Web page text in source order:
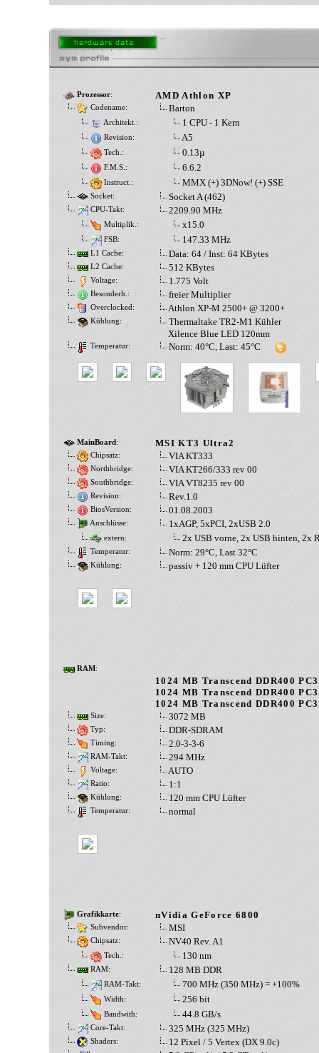
Prozessor: AMD Athlon XP
Codename: Barton
Architekt.: 1 CPU - 1 Kern
Revision: A5
Tech.: 0.13µ
F.M.S.: 6.6.2
Instruct.: MMX (+) 3DNow! (+) SSE
Socket: Socket A (462)
CPU-Takt: 2209.90 MHz
Multiplik.: x15.0
FSB: 147.33 MHz
L1 Cache: Data: 64 / Inst: 64 KBytes
L2 Cache: 512 KBytes
Voltage: 1.775 Volt
Besonderh.: freier Multiplier
Overclocked: Athlon XP-M 2500+ @ 3200+
Kühlung:
Thermaltake TR2-M1 Kühler
Xilence Blue LED 120mm
Temperatur: Norm: 40°C, Last: 45°C
MainBoard: MSI KT3 Ultra2
Chipsatz: VIA KT333
Northbridge: VIA KT266/333 rev 00
Southbridge: VIA VT8235 rev 00
Revision: Rev.1.0
BiosVersion: 01.08.2003
Anschlüsse: 1xAGP, 5xPCI, 2xUSB 2.0
extern: 2x USB vorne, 2x USB hinten, 2x
Temperatur: Norm: 29°C, Last 32°C
Kühlung: passiv + 120 mm CPU Lüfter
RAM:
1024 MB Transcend DDR400
1024 MB Transcend DDR400
1024 MB Transcend DDR400
Size: 3072 MB
Typ: DDR-SDRAM
Timing: 2.0-3-3-6
RAM-Takt: 294 MHz
Voltage: AUTO
Ratio: 1:1
Kühlung: 120 mm CPU Lüfter
Temperatur: normal
Grafikkarte: nVidia GeForce 6800
Subvendor: MSI
Chipsatz: NV40 Rev. A1
Tech.: 130 nm
RAM: 128 MB DDR
RAM-Takt: 700 MHz (350 MHz) = +100%
Width: 256 bit
Bandwith: 44.8 GB/s
Core-Takt: 325 MHz (325 MHz)
Shaders: 12 Pixel / 5 Vertex (DX 9.0c)